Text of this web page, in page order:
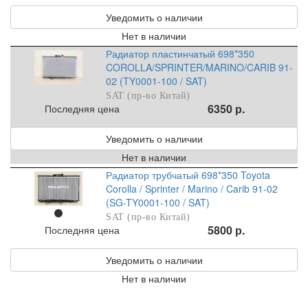
Уведомить о наличии
Нет в наличии
Радиатор пластинчатый 698*350
COROLLA/SPRINTER/MARINO/CARIB 91-
02 (TY0001-100 / SAT)
SAT (пр-во Китай)
Последняя цена 6350 р.
Уведомить о наличии
Нет в наличии
Радиатор трубчатый 698*350 Toyota
Corolla / Sprinter / Marino / Carib 91-02
(SG-TY0001-100 / SAT)
SAT (пр-во Китай)
Последняя цена 5800 р.
Уведомить о наличии
Нет в наличии